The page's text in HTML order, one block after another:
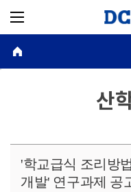
산
'학교급식 조리방
개발' 연구과제 공